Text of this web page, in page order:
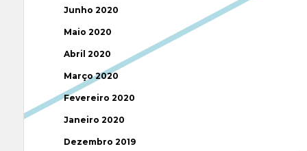
Junho 2020
Maio 2020
Abril 2020
Março 2020
Fevereiro 2020
Janeiro 2020
Dezembro 2019